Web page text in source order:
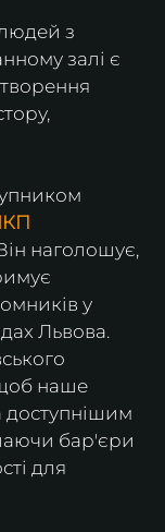
з
залі є
наголошує,
у
Львова.
щоб наше
доступнішим
бар'єри
для